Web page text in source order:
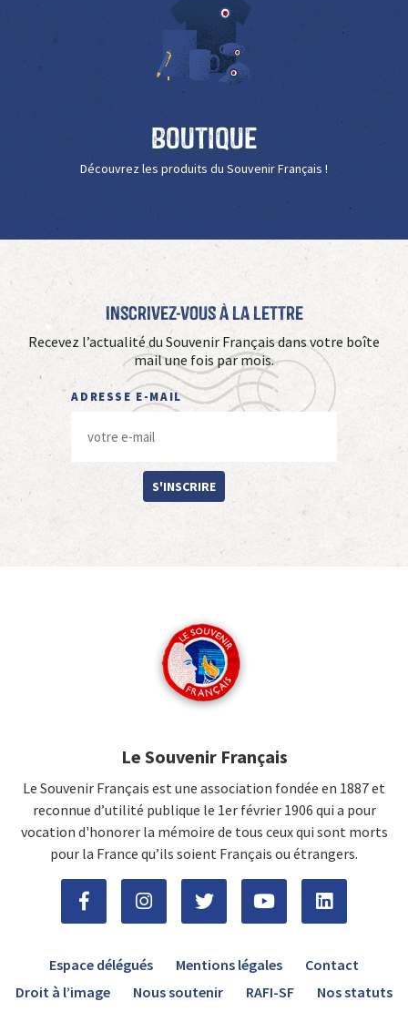
Boutique
Découvrez les produits du Souvenir Français !
Inscrivez-vous à La Lettre
Recevez l’actualité du Souvenir Français dans votre boîte
mail une fois par mois.
ADRESSE E-MAIL
S'INSCRIRE
Le Souvenir Français
Le Souvenir Français est une association fondée en 1887 et
reconnue d’utilité publique le 1er février 1906 qui a pour
vocation d'honorer la mémoire de tous ceux qui sont morts
pour la France qu’ils soient Français ou étrangers.
Espace délégués Mentions légales
Contact
Droit à l’image
Nous soutenir RAFI-SF Nos statuts